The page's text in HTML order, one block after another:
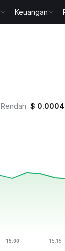
Keuangan
Rendah $